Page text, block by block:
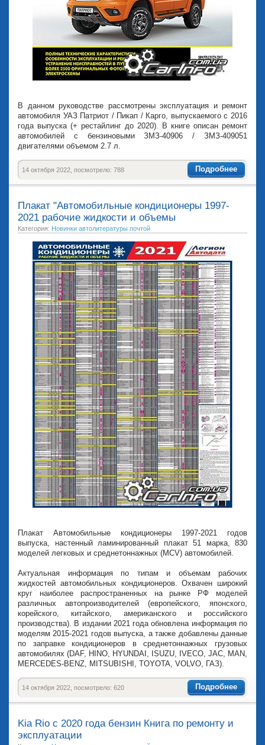
В данном руководстве рассмотрены эксплуатация и ремонт
автомобиля УАЗ Патриот / Пикап / Карго, выпускаемого с 2016
года выпуска (+ рестайлинг до 2020). В книге описан ремонт
автомобилей с бензиновыми ЗМЗ-40906 / ЗМЗ-409051
двигателями объемом 2.7 л.
Подробнее
14 октября 2022, посмотрело: 788
Плакат "Автомобильные кондиционеры 1997-
2021 рабочие жидкости и объемы
Категория: Новинки автолитературы почтой
Плакат Автомобильные кондиционеры 1997-2021 годов
выпуска, настенный ламинированный плакат 51 марка, 830
моделей легковых и среднетоннажных (MCV) автомобилей.
Актуальная информация по типам и объемам рабочих
жидкостей автомобильных кондиционеров. Охвачен широкий
круг наиболее распространенных на рынке РФ моделей
различных автопроизводителей (европейского, японского,
корейского, китайского, американского и российского
производства). В издании 2021 года обновлена информация по
моделям 2015-2021 годов выпуска, а также добавлены данные
по заправке кондиционеров в среднетоннажных грузовых
автомобилях (DAF, HINO, HYUNDAI, ISUZU, IVECO, JAC, MAN,
MERCEDES-BENZ, MITSUBISHI, TOYOTA, VOLVO, ГАЗ).
Подробнее
14 октября 2022, посмотрело: 620
Kia Rio с 2020 года бензин Книга по ремонту и
эксплуатации